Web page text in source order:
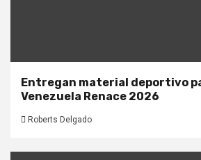
Entregan material deportivo
Venezuela Renace 2026
Roberts Delgado